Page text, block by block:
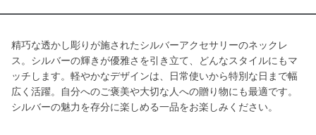
精巧な透かし彫りが施されたシルバーアクセサリーのネックレ
ス。シルバーの輝きが優雅さを引き立て、どんなスタイルにもマ
ッチします。軽やかなデザインは、日常使いから特別な日まで幅
広く活躍。自分へのご褒美や大切な人への贈り物にも最適です。
シルバーの魅力を存分に楽しめる一品をお楽しみください。